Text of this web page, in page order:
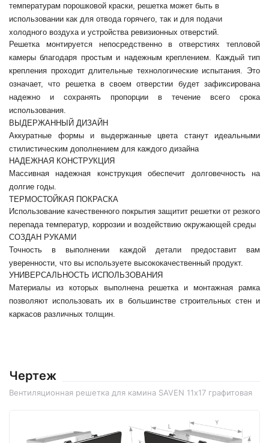
температурам порошковой краски, решетка может быть в
использовании как для отвода горячего, так и для подачи
холодного воздуха и устройства ревизионных отверстий.
Решетка монтируется непосредственно в отверстиях тепловой
камеры благодаря простым и надежным креплением. Каждый тип
крепления проходит длительные технологические испытания. Это
означает, что решетка в своем отверстии будет зафиксирована
надежно и сохранять пропорции в течение всего срока
использования.
ВЫДЕРЖАННЫЙ ДИЗАЙН
Аккуратные формы и выдержанные цвета станут идеальными
стилистическим дополнением для каждого дизайна
НАДЕЖНАЯ КОНСТРУКЦИЯ
Массивная надежная конструкция обеспечит долговечность на
долгие годы.
ТЕРМОСТОЙКАЯ ПОКРАСКА
Использование качественного покрытия защитит решетки от резкого
перепада температур, коррозии и воздействию окружающей среды
СОЗДАН РУКАМИ
Точность в выполнении каждой детали предоставит вам
уверенности, что вы используете высококачественный продукт.
УНИВЕРСАЛЬНОСТЬ ИСПОЛЬЗОВАНИЯ
Материалы из которых выполнена решетка и монтажная рамка
позволяют использовать их в большинстве строительных стен и
каркасов различных толщин.
Чертеж
Вентиляционная решетка для камина SAVEN 11х17 графитовая